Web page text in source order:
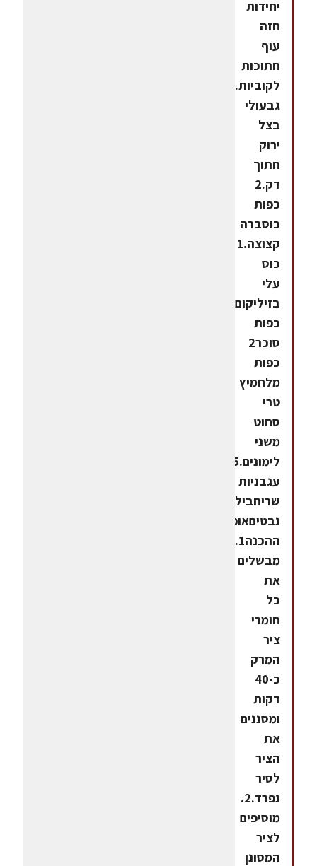
יחידות
חזה
עוף
חתוכות
גבעולי
בצל
ירוק
חתוך
דק.2
כפות
כוסברה
קצוצה.1
כוס
עלי
כפות
סוכר2
כפות
מלחמיץ
טרי
סחוט
משני
לימונים.15
עגבניות
שריחבילת
נבטיםאופן
ההכנה1.
מבשלים
את
כל
חומרי
ציר
המרק
כ-40
דקות
ומסננים
את
הציר
לסיר
נפרד.2.
מוסיפים
לציר
המסונן